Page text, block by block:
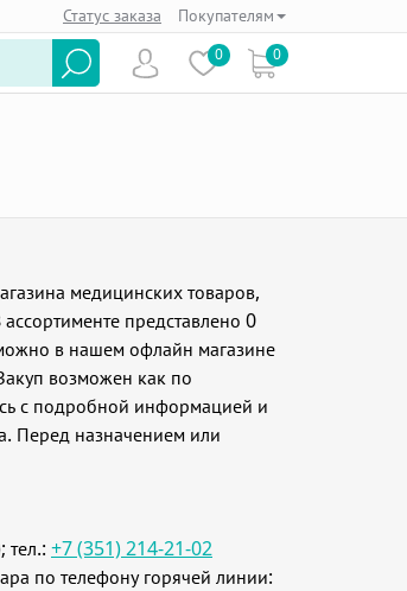
Статус заказа Покупателям
0 0
медицинских товаров,
представлено 0
в нашем офлайн магазине
возможен как по
с подробной информацией и
Перед назначением или
+7 (351) 214-21-02
по телефону горячей линии: